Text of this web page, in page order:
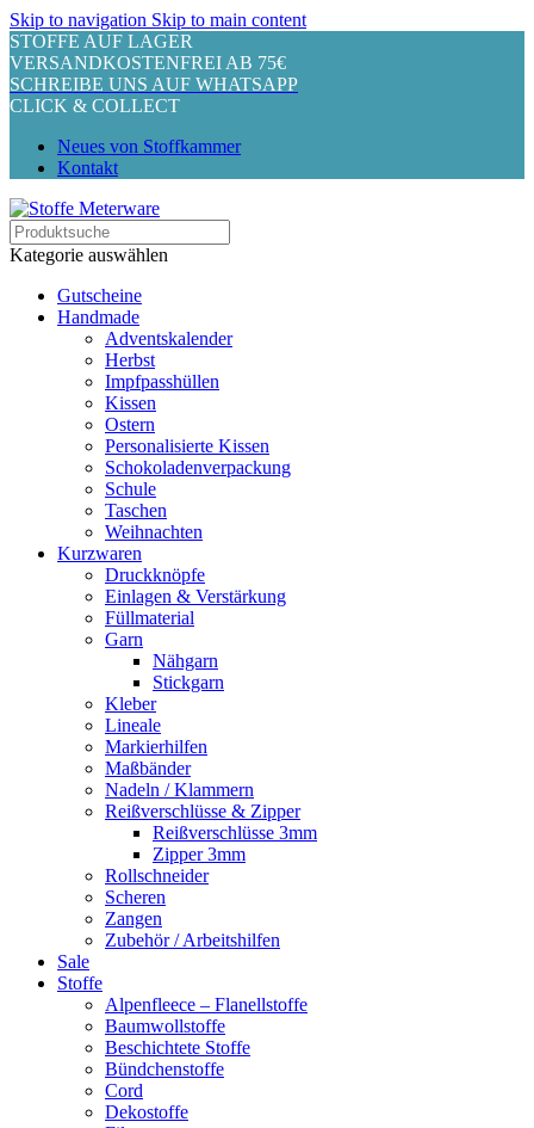
Skip to navigation Skip to main content
STOFFE AUF LAGER
VERSANDKOSTENFREI AB 75€
SCHREIBE UNS AUF WHATSAPP
CLICK & COLLECT
Neues von Stoffkammer
Kontakt
Kategorie auswählen
Gutscheine
Handmade
Adventskalender
Herbst
Impfpasshüllen
Kissen
Ostern
Personalisierte Kissen
Schokoladenverpackung
Schule
Taschen
Weihnachten
Kurzwaren
Druckknöpfe
Einlagen & Verstärkung
Füllmaterial
Garn
Nähgarn
Stickgarn
Kleber
Lineale
Markierhilfen
Maßbänder
Nadeln / Klammern
Reißverschlüsse & Zipper
Reißverschlüsse 3mm
Zipper 3mm
Rollschneider
Scheren
Zangen
Zubehör / Arbeitshilfen
Sale
Stoffe
Alpenfleece – Flanellstoffe
Baumwollstoffe
Beschichtete Stoffe
Bündchenstoffe
Cord
Dekostoffe